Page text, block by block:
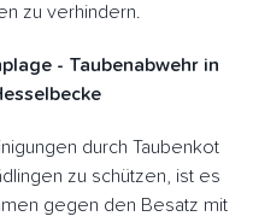
zu verhindern.
- Taubenabwehr in
durch Taubenkot
zu schützen, ist es
gegen den Besatz mit